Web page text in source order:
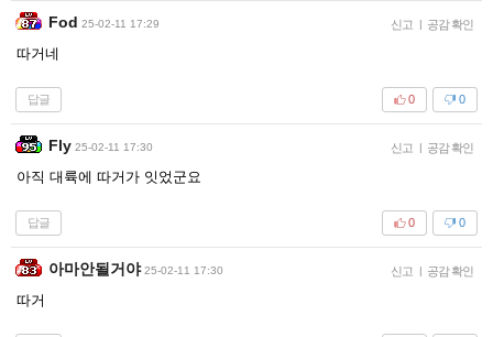
Fod 25-02-11 17:29 신고 | 공감 확인
따거네
답글 0
0
Fly 25-02-11 17:30 신고 | 공감 확인
아직 대륙에 따거가 잇었군요
답글 0
0
아마안될거야 25-02-11 17:30 신고 | 공감 확인
따거